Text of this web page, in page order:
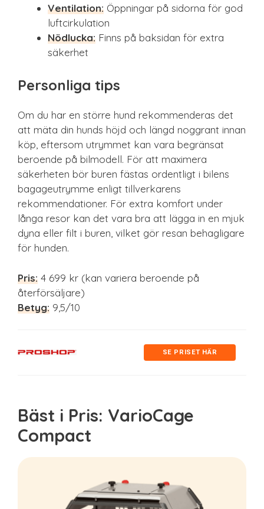
Ventilation: Öppningar på sidorna för god
luftcirkulation
Nödlucka: Finns på baksidan för extra
säkerhet
Personliga tips
Om du har en större hund rekommenderas det
att mäta din hunds höjd och längd noggrant innan
köp, eftersom utrymmet kan vara begränsat
beroende på bilmodell. För att maximera
säkerheten bör buren fästas ordentligt i bilens
bagageutrymme enligt tillverkarens
rekommendationer. För extra komfort under
långa resor kan det vara bra att lägga in en mjuk
dyna eller filt i buren, vilket gör resan behagligare
för hunden.
Pris: 4 699 kr (kan variera beroende på
återförsäljare)
Betyg: 9,5/10
SE PRISET HÄR
Bäst i Pris: VarioCage
Compact